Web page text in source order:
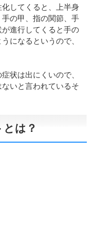
してくると、上半身
の甲、指の関節、手
進行してくると手の
になるというので、
状は出にくいので、
いと言われているそ
とは？